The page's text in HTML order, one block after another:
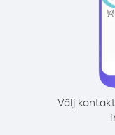
Välj